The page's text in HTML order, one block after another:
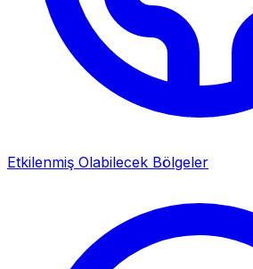
Etkilenmiş Olabilecek Bölgeler